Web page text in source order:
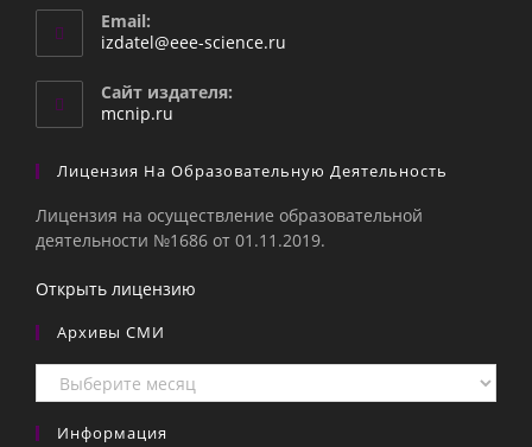
Email:
izdatel@eee-science.ru
Сайт издателя:
mcnip.ru
Лицензия На Образовательную Деятельность
Лицензия на осуществление образовательной
деятельности №1686 от 01.11.2019.
Открыть лицензию
Архивы СМИ
Архивы
СМИ
Информация